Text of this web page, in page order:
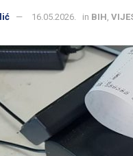
16.05.2026. in BIH